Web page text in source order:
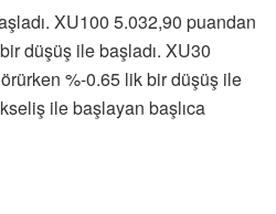
XU100 5.032,90 puandan
düşüş ile başladı. XU30
%-0.65 lik bir düşüş ile
ile başlayan başlıca